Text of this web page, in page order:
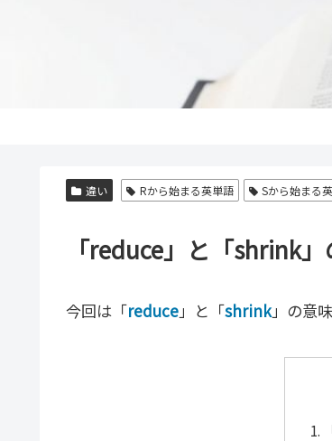
違い Rから始まる英単語 Sから始まる
「reduce」と「shrink
今回は「reduce」と「shrink」の意